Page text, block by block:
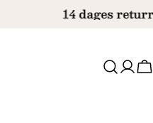
14 dages